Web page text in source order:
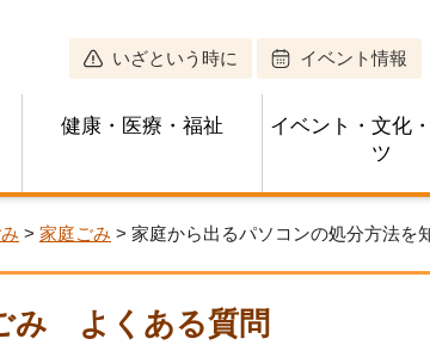
いざという時に イベント情報
健康・医療・福祉
イベント・文化
ツ
> 家庭ごみ > 家庭から出るパソコンの処分方法を
み よくある質問